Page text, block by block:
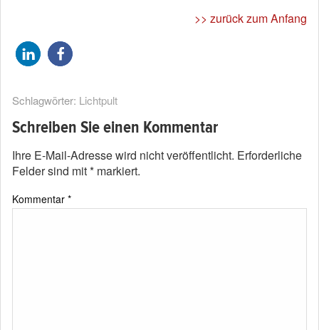
>> zurück zum Anfang
Schlagwörter: Lichtpult
Schreiben Sie einen Kommentar
Ihre E-Mail-Adresse wird nicht veröffentlicht. Erforderliche
Felder sind mit* markiert.
Kommentar *